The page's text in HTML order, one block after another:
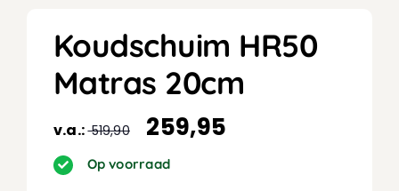
Koudschuim HR50
Matras 20cm
v.a.:519,90 259,95
Op voorraad